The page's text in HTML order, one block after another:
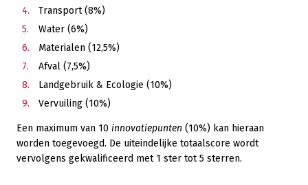
Transport (8%)
Water (6%)
Materialen (12,5%)
Afval (7,5%)
Landgebruik & Ecologie (10%)
Vervuiling (10%)
Een maximum van 10 innovatiepunten (10%) kan hieraan
worden toegevoegd. De uiteindelijke totaalscore wordt
vervolgens gekwalificeerd met 1 ster tot 5 sterren.